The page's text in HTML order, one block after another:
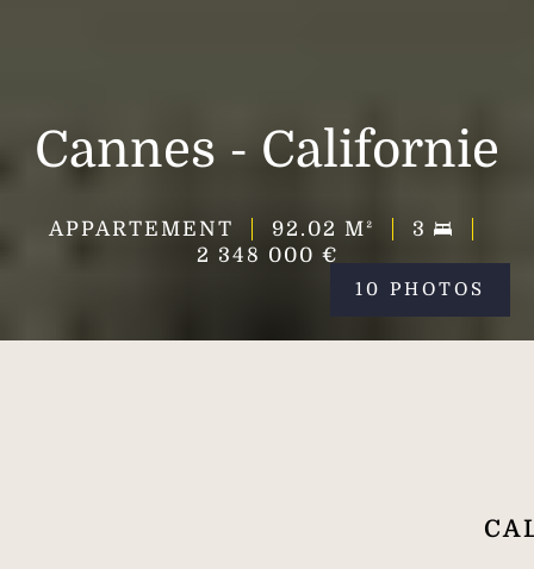
Cannes - Californie
APPARTEMENT 92.02 M²
3
2 348 000 €
10 PHOTOS